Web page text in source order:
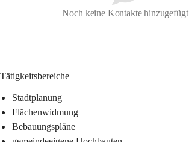
Noch keine Kontakte hinzugefügt
Tätigkeitsbereiche
Stadtplanung
Flächenwidmung
Bebauungspläne